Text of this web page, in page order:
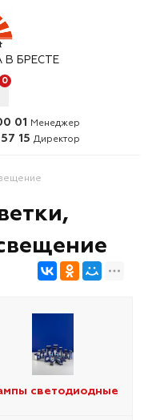
В БРЕСТЕ
0
01 Менеджер
15 Директор
светодиодные